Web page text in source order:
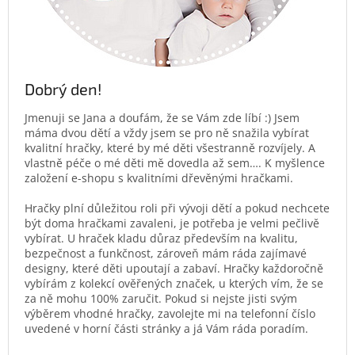
Dobrý den!
Jmenuji se Jana a doufám, že se Vám zde líbí :) Jsem
máma dvou dětí a vždy jsem se pro ně snažila vybírat
kvalitní hračky, které by mé děti všestranně rozvíjely. A
vlastně péče o mé děti mě dovedla až sem…. K myšlence
založení e-shopu s kvalitními dřevěnými hračkami.
Hračky plní důležitou roli při vývoji dětí a pokud nechcete
být doma hračkami zavaleni, je potřeba je velmi pečlivě
vybírat. U hraček kladu důraz především na kvalitu,
bezpečnost a funkčnost, zároveň mám ráda zajímavé
designy, které děti upoutají a zabaví. Hračky každoročně
vybírám z kolekcí ověřených značek, u kterých vím, že se
za ně mohu 100% zaručit. Pokud si nejste jisti svým
výběrem vhodné hračky, zavolejte mi na telefonní číslo
uvedené v horní části stránky a já Vám ráda poradím.